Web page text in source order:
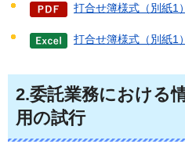
打合せ簿様式（別紙1
打合せ簿様式（別紙1
2.委託業務における
用の試行